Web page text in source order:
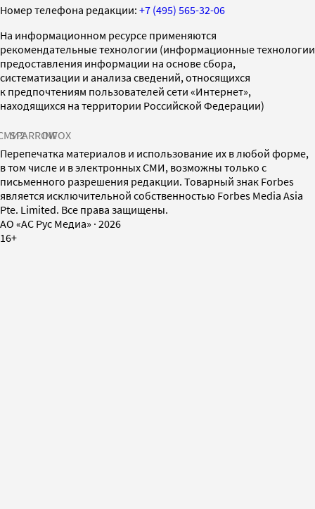
Номер телефона редакции: +7 (495) 565-32-06
На информационном ресурсе применяются
рекомендательные технологии (информационные технологии
предоставления информации на основе сбора,
систематизации и анализа сведений, относящихся
к предпочтениям пользователей сети «Интернет»,
находящихся на территории Российской Федерации)
SPARROWINFOX
Перепечатка материалов и использование их в любой форме,
в том числе и в электронных СМИ, возможны только с
письменного разрешения редакции. Товарный знак Forbes
является исключительной собственностью Forbes Media Asia
Pte. Limited. Все права защищены.
AO «АС Рус Медиа» · 2026
16+